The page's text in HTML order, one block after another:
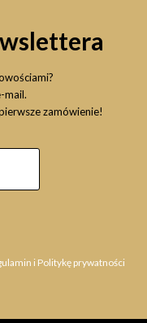
mail.
zamówienie!
i Politykę prywatności